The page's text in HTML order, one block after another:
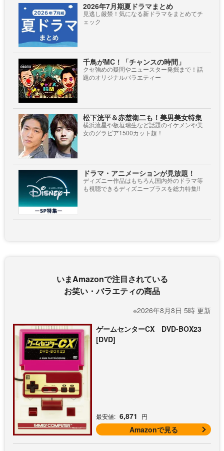
2026年7月期夏ドラマまとめ
見逃し厳禁！気になる新ドラマをまとめてチ
ェック
千鳥がMC！「チャンスの時間」
クセ強めの疑問やニュースター発掘まで！話
題のオリジナルバラエティー
松下洸平＆赤楚衛二も！美男美女特集
横浜流星や板垣瑞生など話題のイケメンや美
女のグラビア1500カット超！
ドラマ・アニメーションが見放題！
ディズニー作品はもちろん国内外のドラマ等
も視聴できるディズニープラスを総力特集!!
いまAmazonで注目されている
お笑い・バラエティの商品
※2026年8月8日 5時 更新
ゲームセンターCX DVD-BOX23
[DVD]
最安値: 6,871 円
Amazonで見る